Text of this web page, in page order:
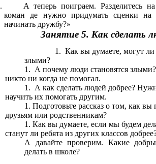
А теперь поиграем. Разделитесь
коман де нужно придумать сценки
начинать дружбу?»
Занятие 5. Как сделать
Как вы думаете, могут ли
злыми?
А почему люди становятся
никто ни когда не помогал.
А как сделать людей добрее?
научить их помогать другим.
Подготовьте рассказ о том, как
друзьям или родственникам?
Как вы думаете, если мы будем
станут ли ребята из других классов
А давайте проверим. Какие
делать в школе?